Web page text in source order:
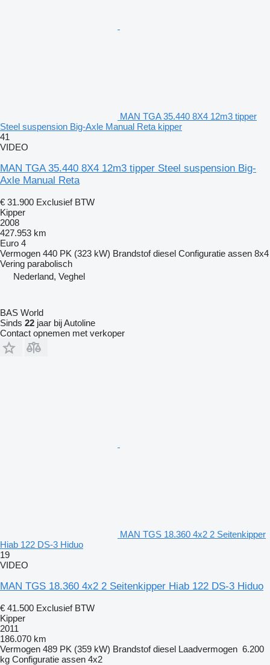
MAN TGA 35.440 8X4 12m3 tipper
Steel suspension Big-Axle Manual Reta kipper
41
VIDEO
MAN TGA 35.440 8X4 12m3 tipper Steel suspension Big-
Axle Manual Reta
€ 31.900 Exclusief BTW
Kipper
2008
427.953 km
Euro 4
Vermogen 440 PK (323 kW) Brandstof diesel Configuratie assen 8x4
Vering parabolisch
Nederland, Veghel
BAS World
Sinds 22 jaar bij Autoline
Contact opnemen met verkoper
MAN TGS 18.360 4x2 2 Seitenkipper
Hiab 122 DS-3 Hiduo
19
VIDEO
MAN TGS 18.360 4x2 2 Seitenkipper Hiab 122 DS-3 Hiduo
€ 41.500 Exclusief BTW
Kipper
2011
186.070 km
Vermogen 489 PK (359 kW) Brandstof diesel Laadvermogen 6.200
kg Configuratie assen 4x2